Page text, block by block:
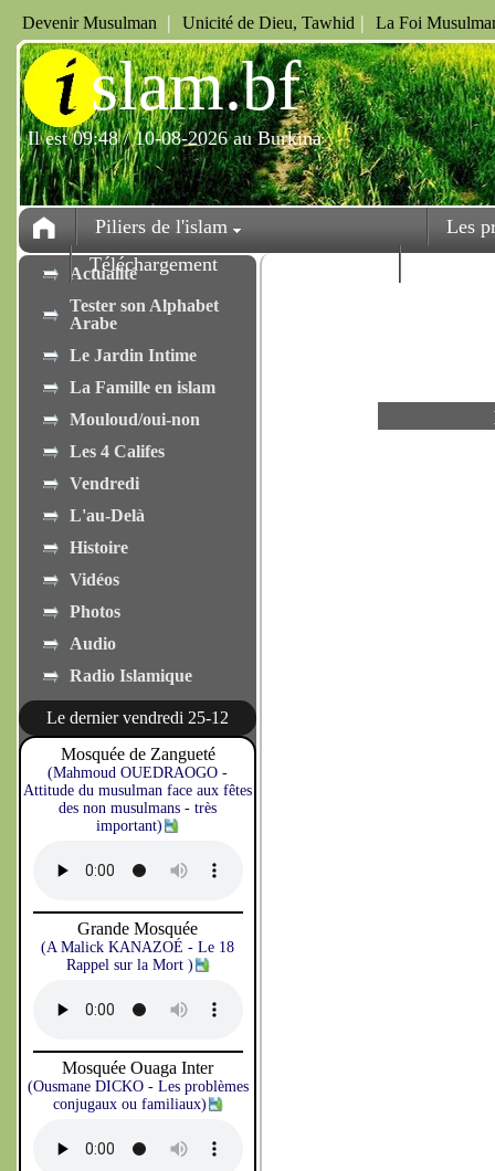
Devenir Musulman | Unicité de Dieu, Tawhid | La Foi
islam.bf
Il est 09:48 / 10-08-2026 au Burkina
Piliers de l'islam
Les
Téléchargement
Actualité
Tester son Alphabet
Arabe
Le Jardin Intime
La Famille en islam
Mouloud/oui-non
Les 4 Califes
Vendredi
L'au-Delà
Histoire
Vidéos
Photos
Audio
Radio Islamique
Le dernier vendredi 25-12
Mosquée de Zangueté
(Mahmoud OUEDRAOGO -
Attitude du musulman face aux fêtes
des non musulmans - très
important)
Grande Mosquée
(A Malick KANAZOÉ - Le 18
Rappel sur la Mort )
Mosquée Ouaga Inter
(Ousmane DICKO - Les problèmes
conjugaux ou familiaux)